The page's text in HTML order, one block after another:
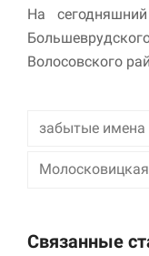
На
Волосовского
забытые имена
Связанные